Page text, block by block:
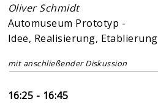
Oliver Schmidt
Automuseum Prototyp -
Idee, Realisierung, Etablierung
mit anschließender Diskussion
16:25 - 16:45